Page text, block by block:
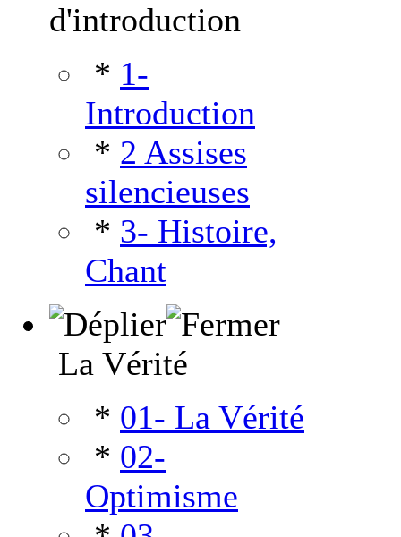
d'introduction
* 1-
Introduction
* 2 Assises
silencieuses
* 3- Histoire,
Chant
La Vérité
* 01- La Vérité
* 02-
Optimisme